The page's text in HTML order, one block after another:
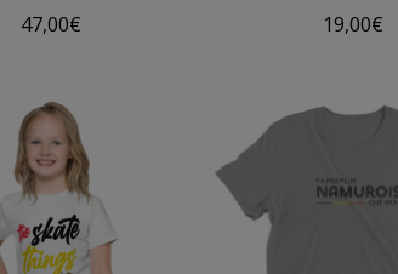
47,00€ 19,00€